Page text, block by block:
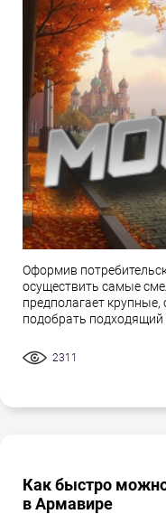
Оформив
осуществить самые
предполагает крупные,
подобрать
2311
Как быстро
в Армавире